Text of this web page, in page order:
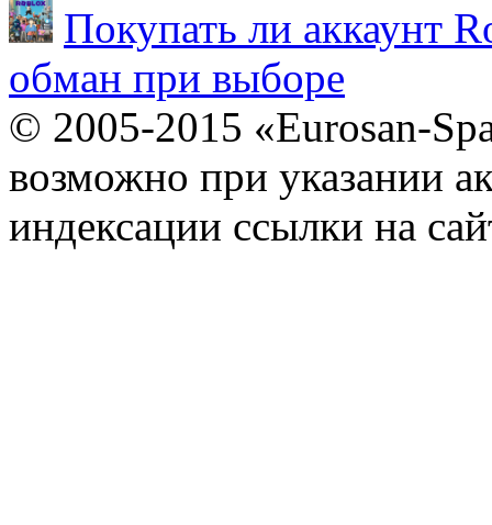
Покупать ли аккаунт
обман при выборе
© 2005-2015 «Eurosan-
возможно при указании
индексации ссылки на